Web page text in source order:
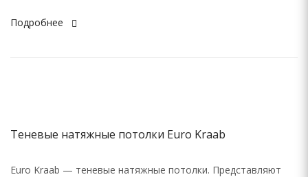
Подробнее
Теневые натяжные потолки Euro Kraab
Euro Kraab — теневые натяжные потолки. Представляют